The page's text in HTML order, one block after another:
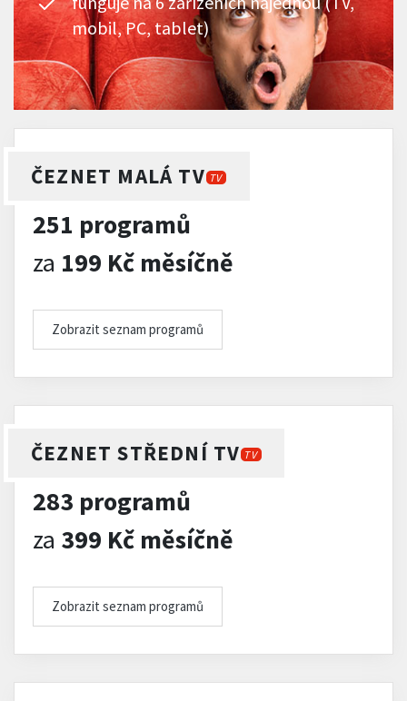
mobil, PC, tablet)
ČEZNET MALÁ TV TV
251 programů
za 199 Kč měsíčně
Zobrazit seznam programů
ČEZNET STŘEDNÍ TV TV
283 programů
za 399 Kč měsíčně
Zobrazit seznam programů